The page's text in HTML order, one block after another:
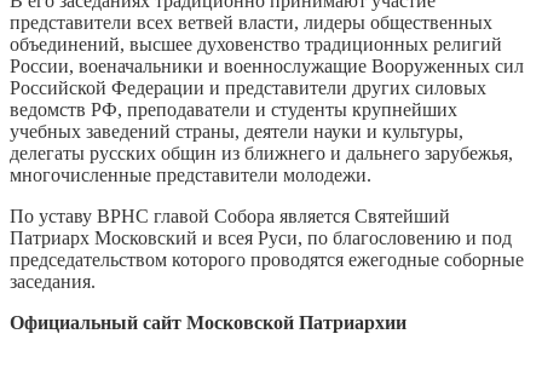
представители всех ветвей власти, лидеры общественных
объединений, высшее духовенство традиционных религий
России, военачальники и военнослужащие Вооруженных сил
Российской Федерации и представители других силовых
ведомств РФ, преподаватели и студенты крупнейших
учебных заведений страны, деятели науки и культуры,
делегаты русских общин из ближнего и дальнего зарубежья,
многочисленные представители молодежи.
По уставу ВРНС главой Собора является Святейший
Патриарх Московский и всея Руси, по благословению и под
председательством которого проводятся ежегодные соборные
заседания.
Официальный сайт Московской Патриархии